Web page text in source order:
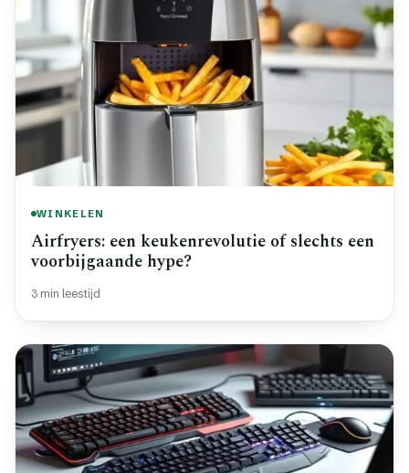
WINKELEN
Airfryers: een keukenrevolutie of slechts een
voorbijgaande hype?
3 min leestijd